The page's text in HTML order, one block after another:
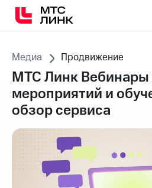
Медиа Продвижение
МТС Линк Вебинары
мероприятий и
обзор сервиса